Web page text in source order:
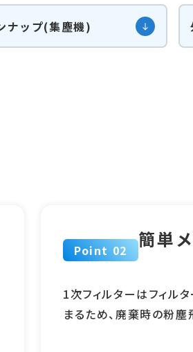
ナップ(集塵機)
Point 02 簡単
1次フィルターはフィル
まるため、廃棄時の粉塵